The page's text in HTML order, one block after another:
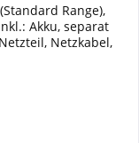
Range),
Akku, separat
Netzkabel,